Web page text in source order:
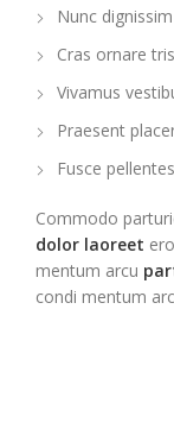
Nunc
Cras ornare
Vivamus
Praesent
Fusce
Commodo
dolor laoreet
mentum arcu
condi mentum